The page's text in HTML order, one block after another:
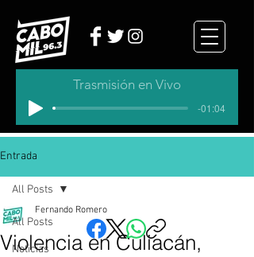
Trasmisión en Vivo
-01:04
Entrada
All Posts
Noticias
All Posts
Violencia en Culiacán,
Fernando Romero